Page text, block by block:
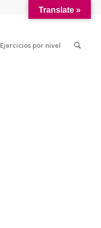
Ejercicios por nivel
Translate »